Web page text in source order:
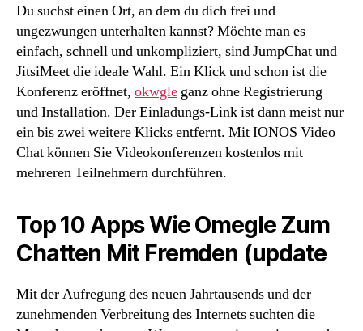
Du suchst einen Ort, an dem du dich frei und
ungezwungen unterhalten kannst? Möchte man es
einfach, schnell und unkompliziert, sind JumpChat und
JitsiMeet die ideale Wahl. Ein Klick und schon ist die
Konferenz eröffnet, okwgle ganz ohne Registrierung
und Installation. Der Einladungs-Link ist dann meist nur
ein bis zwei weitere Klicks entfernt. Mit IONOS Video
Chat können Sie Videokonferenzen kostenlos mit
mehreren Teilnehmern durchführen.
Top 10 Apps Wie Omegle Zum
Chatten Mit Fremden (update
Mit der Aufregung des neuen Jahrtausends und der
zunehmenden Verbreitung des Internets suchten die